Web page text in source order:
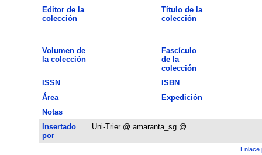
Editor de la
colección
Título de la
colección
Volumen de
la colección
Fascículo
de la
colección
ISSN
ISBN
Área
Expedición
Notas
Insertado
por
Uni-Trier @ amaranta_sg @
Enlace